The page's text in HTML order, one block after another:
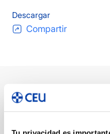
Descargar
Compartir
Descripción